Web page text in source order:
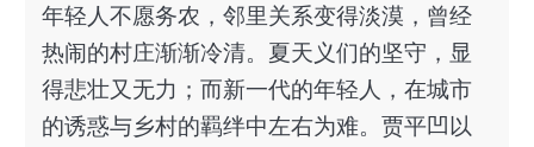
年轻人不愿务农，邻里关系变得淡漠，曾经
热闹的村庄渐渐冷清。夏天义们的坚守，显
得悲壮又无力；而新一代的年轻人，在城市
的诱惑与乡村的羁绊中左右为难。贾平凹以